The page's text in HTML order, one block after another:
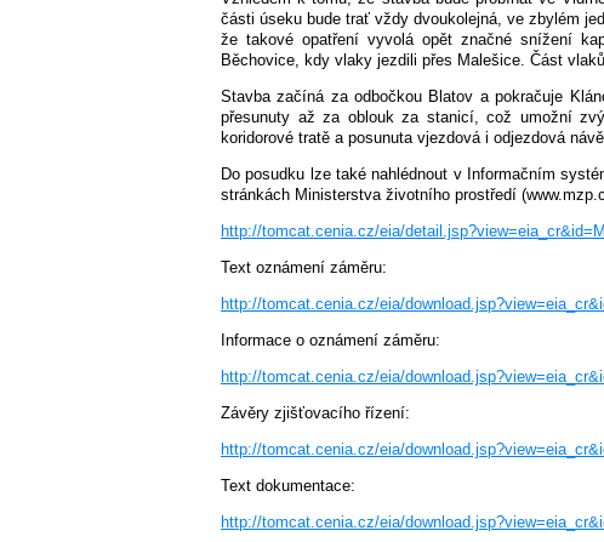
části úseku bude trať vždy dvoukolejná, ve zbylém
že takové opatření vyvolá opět značné snížení
Běchovice, kdy vlaky jezdili přes Malešice. Část
Stavba začíná za odbočkou Blatov a pokračuje
přesunuty až za oblouk za stanicí, což umožní
koridorové tratě a posunuta vjezdová i odjezdová
Do posudku lze také nahlédnout v Informačním
stránkách Ministerstva životního prostředí
http://tomcat.cenia.cz/eia/
Text oznámení záměru:
http://tomcat.cenia.cz/eia/
Informace o oznámení záměru:
http://tomcat.cenia.cz/eia/
Závěry zjišťovacího řízení:
http://tomcat.cenia.cz/eia/
Text dokumentace:
http://tomcat.cenia.cz/eia/